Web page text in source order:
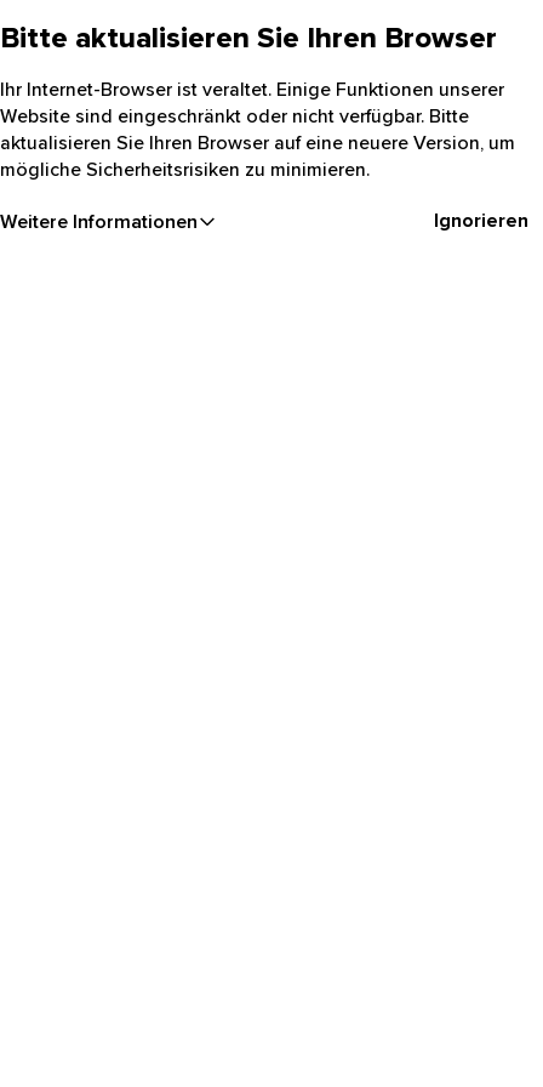
Bitte aktualisieren Sie Ihren Browser
Ihr Internet-Browser ist veraltet. Einige Funktionen unserer
Website sind eingeschränkt oder nicht verfügbar. Bitte
aktualisieren Sie Ihren Browser auf eine neuere Version, um
mögliche Sicherheitsrisiken zu minimieren.
Weitere Informationen Ignorieren